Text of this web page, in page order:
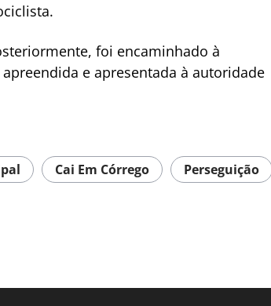
foi encaminhado à
e apresentada à autoridade
Cai Em Córrego
Perseguição